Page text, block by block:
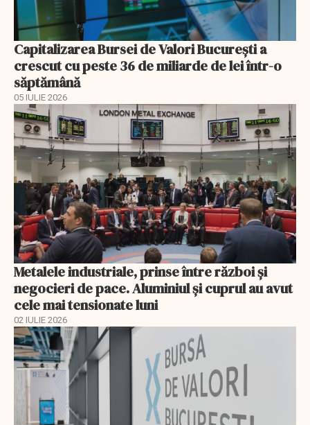
Capitalizarea Bursei de Valori Bucureşti a
crescut cu peste 36 de miliarde de lei într-o
săptămână
05 IULIE 2026
Metalele industriale, prinse între război și
negocieri de pace. Aluminiul și cuprul au avut
cele mai tensionate luni
02 IULIE 2026